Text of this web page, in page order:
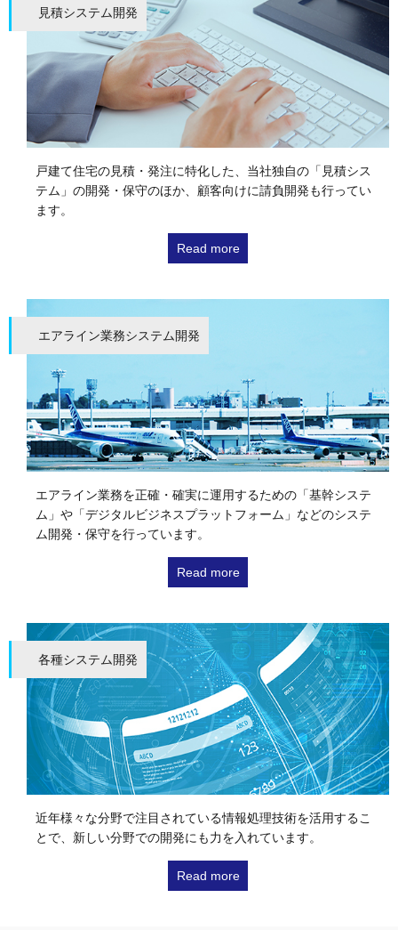
見積システム開発
戸建て住宅の見積・発注に特化した、当社独自の「見積シス
テム」の開発・保守のほか、顧客向けに請負開発も行ってい
ます。
Read more
エアライン業務システム開発
エアライン業務を正確・確実に運用するための「基幹システ
ム」や「デジタルビジネスプラットフォーム」などのシステ
ム開発・保守を行っています。
Read more
各種システム開発
近年様々な分野で注目されている情報処理技術を活用するこ
とで、新しい分野での開発にも力を入れています。
Read more